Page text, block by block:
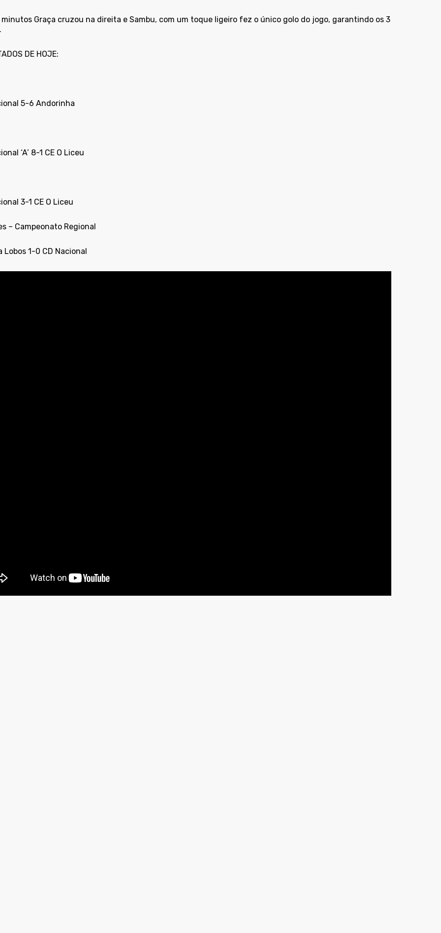
minutos Graça cruzou na direita e Sambu, com um toque ligeiro fez o único golo do jogo, garantindo os 3
DE HOJE:
5-6 Andorinha
‘A’ 8-1 CE O Liceu
3-1 CE O Liceu
– Campeonato Regional
Lobos 1-0 CD Nacional